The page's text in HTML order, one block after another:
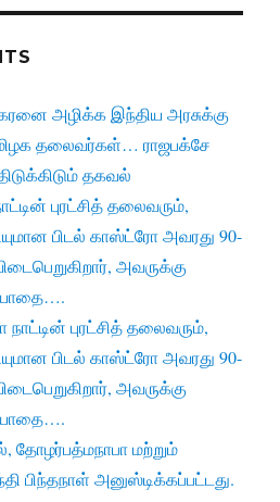
அழிக்க இந்திய அரசுக்கு
தலைவர்கள்… ராஜபக்சே
தகவல்
புரட்சித் தலைவரும்,
பிடல் காஸ்ட்ரோ அவரது 90-
அவருக்கு
நாட்டின் புரட்சித் தலைவரும்,
பிடல் காஸ்ட்ரோ அவரது 90-
அவருக்கு
தோழர்பத்மநாபா மற்றும்
பிந்தநாள் அனுஸ்டிக்கப்பட்டது.